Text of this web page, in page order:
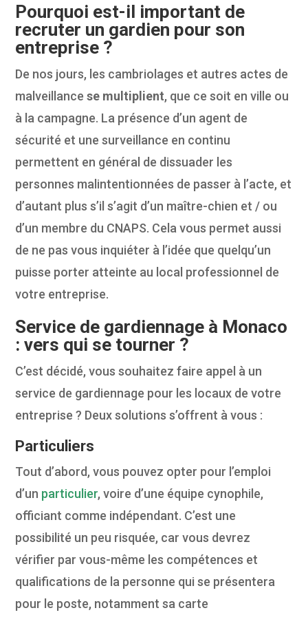
Pourquoi est-il important de
recruter un gardien pour son
entreprise ?
De nos jours, les cambriolages et autres actes de
malveillancese multiplient, que ce soit en ville ou
à la campagne. La présence d’un agent de
sécurité et une surveillance en continu
permettent en général de dissuader les
personnes malintentionnées de passer à l’acte, et
d’autant plus s’il s’agit d’un maître-chien et / ou
d’un membre du CNAPS. Cela vous permet aussi
de ne pas vous inquiéter à l’idée que quelqu’un
puisse porter atteinte au local professionnel de
votre entreprise.
Service de gardiennage à Monaco
: vers qui se tourner ?
C’est décidé, vous souhaitez faire appel à un
service de gardiennage pour les locaux de votre
entreprise ? Deux solutions s’offrent à vous :
Particuliers
Tout d’abord, vous pouvez opter pour l’emploi
d’un particulier, voire d’une équipe cynophile,
officiant comme indépendant. C’est une
possibilité un peu risquée, car vous devrez
vérifier par vous-même les compétences et
qualifications de la personne qui se présentera
pour le poste, notamment sa carte